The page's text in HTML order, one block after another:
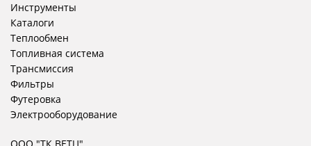
Инструменты
Каталоги
Теплообмен
Топливная система
Трансмиссия
Фильтры
Футеровка
Электрооборудование